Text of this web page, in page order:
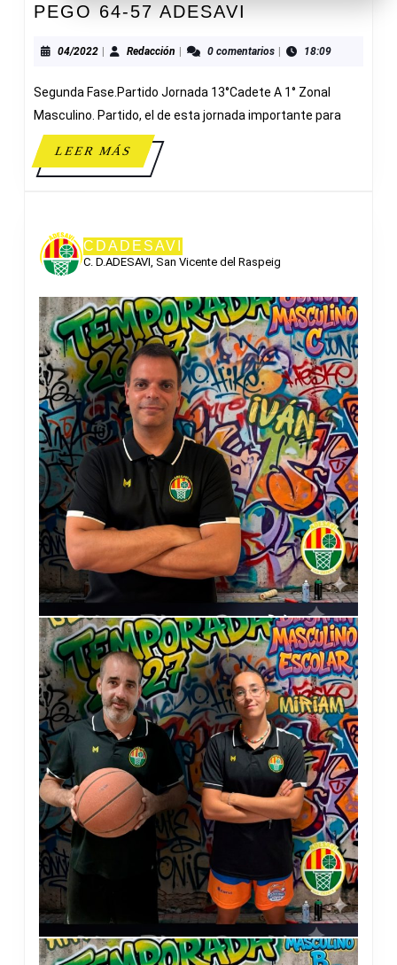
PEGO 64-57 ADESAVI
57
04/202204/2022Redacción Redacción0 comentarios 18:09
Segunda Fase.Partido Jornada 13°Cadete A 1° Zonal
Masculino. Partido, el de esta jornada importante para
LEER MÁSLEER
MÁS
CDADESAVI
C. D.ADESAVI, San Vicente del Raspeig